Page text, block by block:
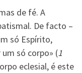
de fé. A
De facto –
só Espírito,
só corpo» (1
eclesial, é este